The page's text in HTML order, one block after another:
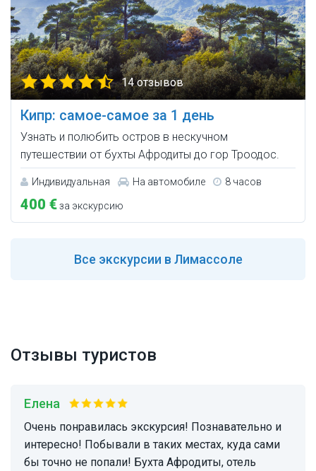
14 отзывов
Кипр: самое-самое за 1 день
Узнать и полюбить остров в нескучном
путешествии от бухты Афродиты до гор Троодос.
Индивидуальная На автомобиле 8 часов
400 €за экскурсию
Все экскурсии в Лимассоле
Отзывы туристов
Елена
Очень понравилась экскурсия! Познавательно и
интересно! Побывали в таких местах, куда сами
бы точно не попали! Бухта Афродиты, отель